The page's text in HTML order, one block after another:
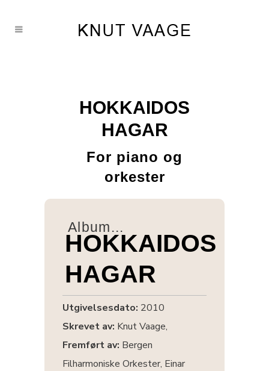
HOKKAIDOS
HAGAR
For piano og
orkester
Album...
HOKKAIDOS
HAGAR
Utgivelsesdato: 2010
Skrevet av: Knut Vaage,
Fremført av: Bergen
Filharmoniske Orkester, Einar